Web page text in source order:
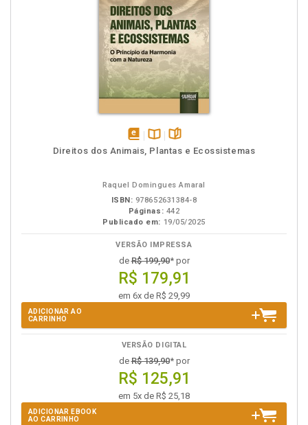
disponívelDisponível
páginas
Direitos dos Animais, Plantas e Ecossistemas
Raquel Domingues Amaral
ISBN: 978652631384-8
Páginas: 442
Publicado em: 19/05/2025
VERSÃO IMPRESSA
deR$ 199,90* por
R$ 179,91
em 6x de R$ 29,99
ADICIONAR AO
CARRINHO
VERSÃO DIGITAL
deR$ 139,90* por
R$ 125,91
em 5x de R$ 25,18
ADICIONAR EBOOK
AO CARRINHO